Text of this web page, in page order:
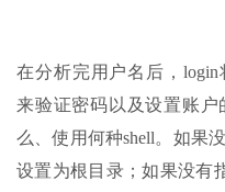
在分析完用户名后，login
来验证密码以及设置账
么、使用何种shell。如果
设置为根目录；如果没有